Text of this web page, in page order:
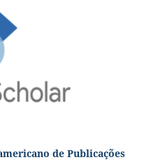
de Publicações